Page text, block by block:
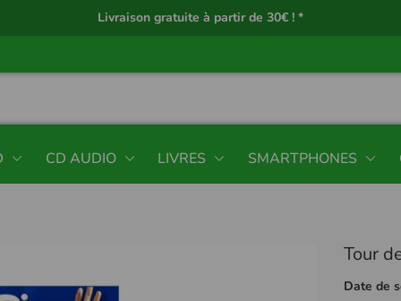
Livraison gratuite à partir de 30€ ! *
CD AUDIO LIVRES SMARTPHONES
Tour
Date de